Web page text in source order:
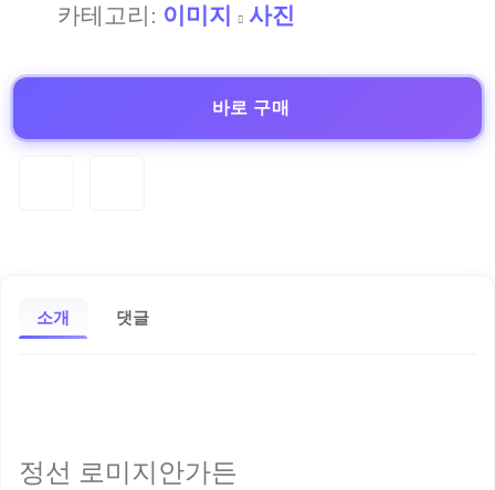
카테고리: 이미지 사진
바로 구매
소개 댓글
정선 로미지안가든